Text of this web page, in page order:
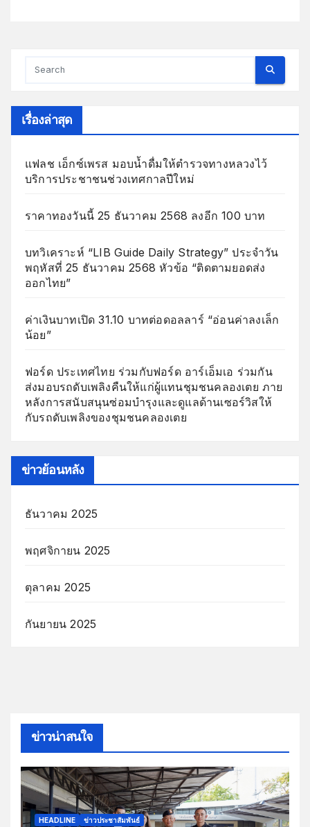
เรื่องล่าสุด
แฟลช เอ็กซ์เพรส มอบน้ำดื่มให้ตำรวจทางหลวงไว้
บริการประชาชนช่วงเทศกาลปีใหม่
ราคาทองวันนี้ 25 ธันวาคม 2568 ลงอีก 100 บาท
บทวิเคราะห์ “LIB Guide Daily Strategy” ประจำวัน
พฤหัสที่ 25 ธันวาคม 2568 หัวข้อ “ติดตามยอดส่ง
ออกไทย”
ค่าเงินบาทเปิด 31.10 บาทต่อดอลลาร์ “อ่อนค่าลงเล็ก
น้อย”
ฟอร์ด ประเทศไทย ร่วมกับฟอร์ด อาร์เอ็มเอ ร่วมกัน
ส่งมอบรถดับเพลิงคืนให้แก่ผู้แทนชุมชนคลองเตย ภาย
หลังการสนับสนุนซ่อมบำรุงและดูแลด้านเซอร์วิสให้
กับรถดับเพลิงของชุมชนคลองเตย
ข่าวย้อนหลัง
ธันวาคม 2025
พฤศจิกายน 2025
ตุลาคม 2025
กันยายน 2025
ข่าวน่าสนใจ
HEADLINE ข่าวประชาสัมพันธ์